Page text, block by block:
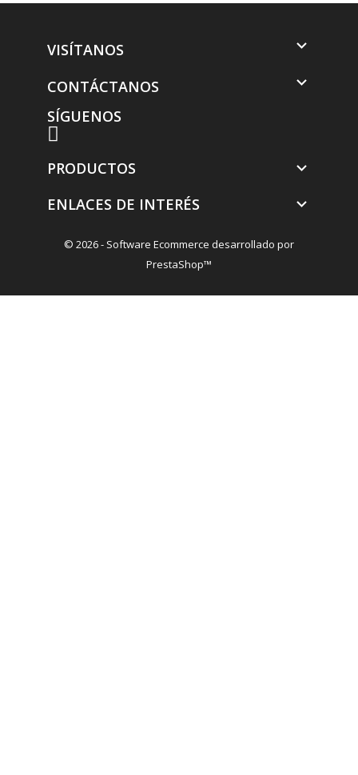
VISÍTANOS 
CONTÁCTANOS 
SÍGUENOS
PRODUCTOS 
ENLACES DE INTERÉS 
© 2026 - Software Ecommerce desarrollado por
PrestaShop™